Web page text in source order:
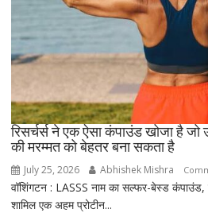
रिसर्चर्स ने एक ऐसा कंपाउंड खोजा है
की मरम्मत को बेहतर बना सकता है
July 25, 2026 Abhishek Mishra
वॉशिंगटन : LASSS नाम का सल्फर-बेस्ड कंपाउंड,
शामिल एक अहम प्रोटीन...